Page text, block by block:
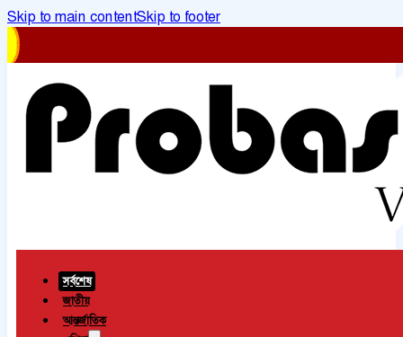
Skip to main contentSkip to footer
সর্বশেষ
জাতীয়
আন্তর্জাতিক